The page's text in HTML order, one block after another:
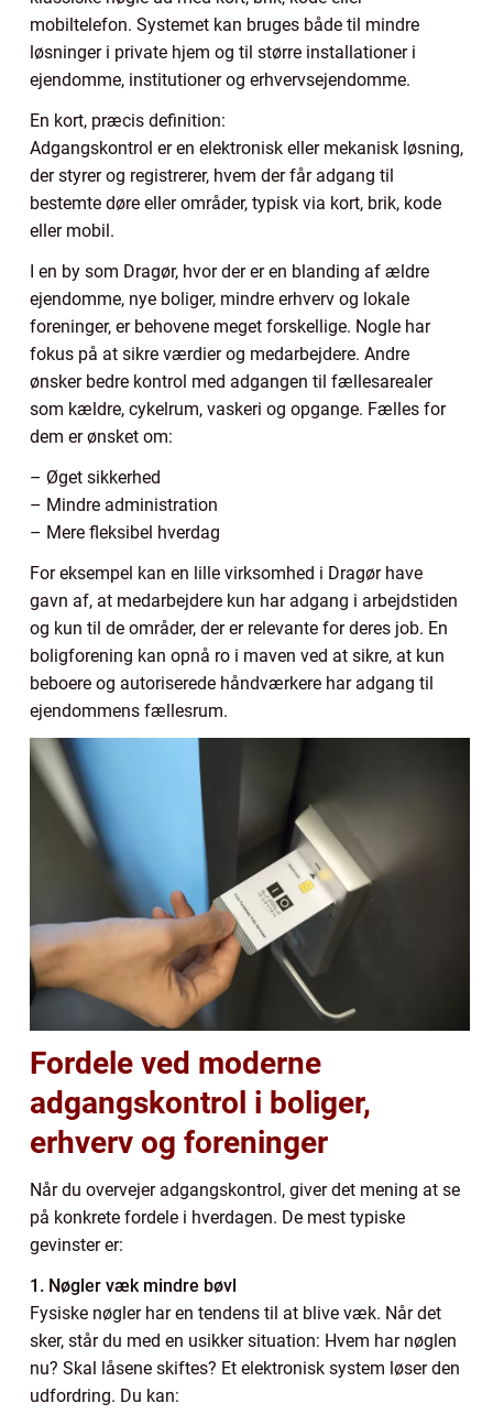
mobiltelefon. Systemet kan bruges både til mindre
løsninger i private hjem og til større installationer i
ejendomme, institutioner og erhvervsejendomme.
En kort, præcis definition:
Adgangskontrol er en elektronisk eller mekanisk løsning,
der styrer og registrerer, hvem der får adgang til
bestemte døre eller områder, typisk via kort, brik, kode
eller mobil.
I en by som Dragør, hvor der er en blanding af ældre
ejendomme, nye boliger, mindre erhverv og lokale
foreninger, er behovene meget forskellige. Nogle har
fokus på at sikre værdier og medarbejdere. Andre
ønsker bedre kontrol med adgangen til fællesarealer
som kældre, cykelrum, vaskeri og opgange. Fælles for
dem er ønsket om:
– Øget sikkerhed
– Mindre administration
– Mere fleksibel hverdag
For eksempel kan en lille virksomhed i Dragør have
gavn af, at medarbejdere kun har adgang i arbejdstiden
og kun til de områder, der er relevante for deres job. En
boligforening kan opnå ro i maven ved at sikre, at kun
beboere og autoriserede håndværkere har adgang til
ejendommens fællesrum.
Fordele ved moderne
adgangskontrol i boliger,
erhverv og foreninger
Når du overvejer adgangskontrol, giver det mening at se
på konkrete fordele i hverdagen. De mest typiske
gevinster er:
1. Nøgler væk mindre bøvl
Fysiske nøgler har en tendens til at blive væk. Når det
sker, står du med en usikker situation: Hvem har nøglen
nu? Skal låsene skiftes? Et elektronisk system løser den
udfordring. Du kan: